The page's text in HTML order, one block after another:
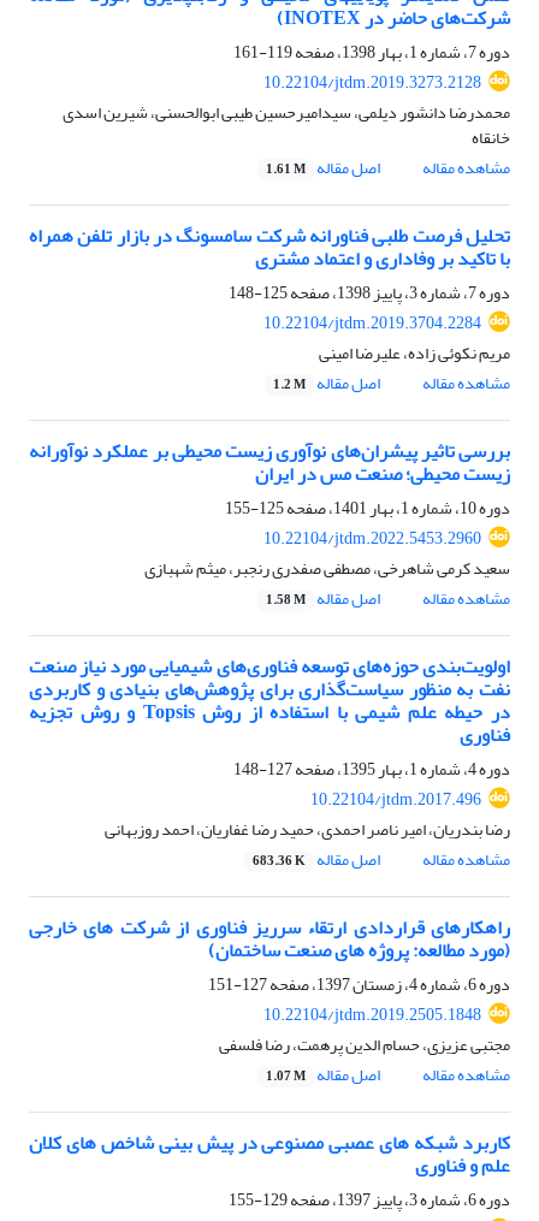
شرکت‌های حاضر در INOTEX)
دوره 7، شماره 1، بهار 1398، صفحه
119-161
10.22104/jtdm.2019.3273.2128
محمدرضا دانشور دیلمی، سیدامیرحسین طیبی ابوالحسنی، شیرین اسدی
خانقاه
مشاهده مقاله
اصل مقاله 1.61 M
تحلیل فرصت طلبی فناورانه شرکت سامسونگ در بازار تلفن همراه
با تاکید بر وفاداری و اعتماد مشتری
دوره 7، شماره 3، پاییز 1398، صفحه
125-148
10.22104/jtdm.2019.3704.2284
مریم نکوئی زاده، علیرضا امینی
مشاهده مقاله
اصل مقاله 1.2 M
بررسی تاثیر پیشران‌های نوآوری زیست محیطی بر عملکرد نوآورانه
زیست محیطی؛ صنعت مس در ایران
دوره 10، شماره 1، بهار 1401، صفحه
125-155
10.22104/jtdm.2022.5453.2960
سعید کرمی شاهرخی، مصطفی صفدری رنجبر، میثم شهبازی
مشاهده مقاله
اصل مقاله 1.58 M
اولویت‌بندی حوزه‌های توسعه فناوری‌های شیمیایی مورد نیاز صنعت
نفت به منظور سیاست‌گذاری برای پژوهش‌های بنیادی و کاربردی
در حیطه علم شیمی با استفاده از روش Topsis و روش تجزیه
فناوری
دوره 4، شماره 1، بهار 1395، صفحه
127-148
10.22104/jtdm.2017.496
رضا بندریان، امیر ناصر احمدی، حمید رضا غفاریان، احمد روزبهانی
مشاهده مقاله
اصل مقاله 683.36 K
راهکارهای قراردادی ارتقاء سرریز فناوری از شرکت های خارجی
(مورد مطالعه: پروژه های صنعت ساختمان)
دوره 6، شماره 4، زمستان 1397، صفحه
127-151
10.22104/jtdm.2019.2505.1848
مجتبی عزیزی، حسام الدین پرهمت، رضا فلسفی
مشاهده مقاله
اصل مقاله 1.07 M
کاربرد شبکه های عصبی مصنوعی در پیش بینی شاخص های کلان
علم و فناوری
دوره 6، شماره 3، پاییز 1397، صفحه
129-155